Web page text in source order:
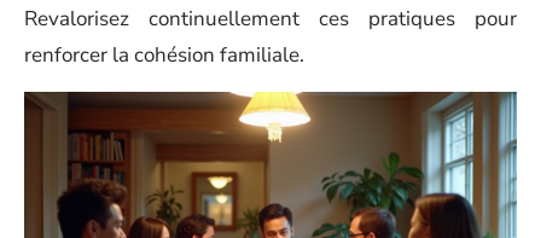
Revalorisez continuellement ces pratiques pour
renforcer la cohésion familiale.